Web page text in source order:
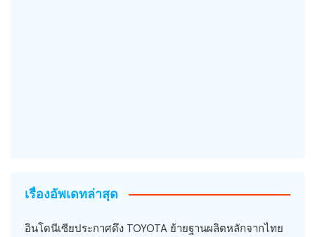
เรื่องอัพเดทล่าสุด
อินโดนีเซียประกาศดึง TOYOTA ย้ายฐานผลิตหลักจากไทย